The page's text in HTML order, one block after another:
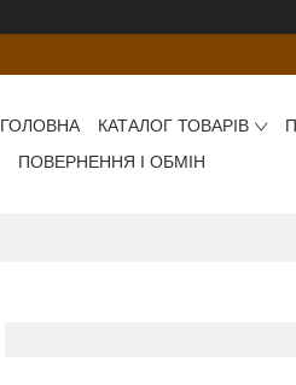
ГОЛОВНА КАТАЛОГ ТОВАРІВ
ПОВЕРНЕННЯ І ОБМІН